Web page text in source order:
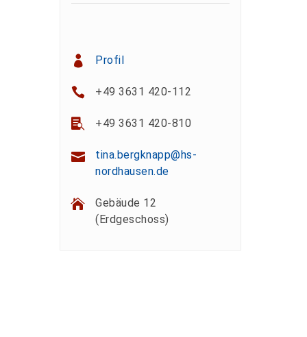
Profil
+49 3631 420-112
+49 3631 420-810
tina.bergknapp@hs-
nordhausen.de
Gebäude 12
(Erdgeschoss)